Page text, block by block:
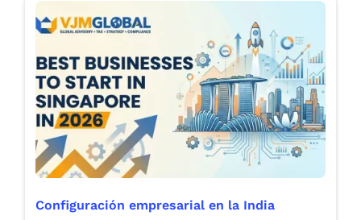
Configuración empresarial en la India